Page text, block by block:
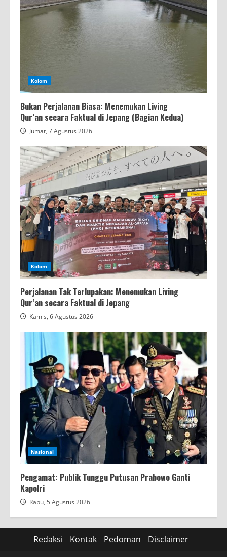
Kolom
Bukan Perjalanan Biasa: Menemukan Living
Qur’an secara Faktual di Jepang (Bagian Kedua)
Jumat, 7 Agustus 2026
Kolom
Perjalanan Tak Terlupakan: Menemukan Living
Qur’an secara Faktual di Jepang
Kamis, 6 Agustus 2026
Nasional
Pengamat: Publik Tunggu Putusan Prabowo Ganti
Kapolri
Rabu, 5 Agustus 2026
Redaksi Kontak Pedoman Disclaimer